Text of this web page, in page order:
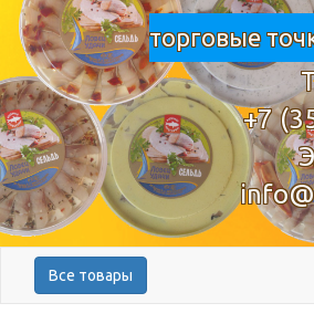
торговые
+7
Все товары